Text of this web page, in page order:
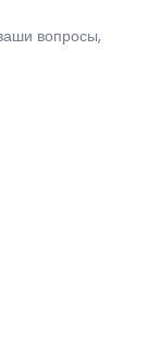
вопросы,